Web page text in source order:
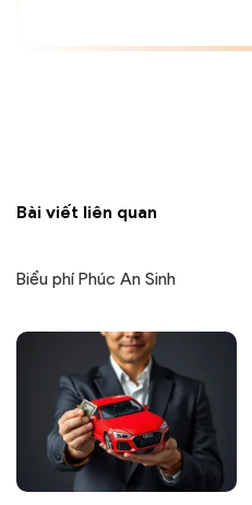
Bài viết liên quan
Biểu phí Phúc An Sinh